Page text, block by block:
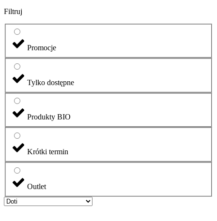
Filtruj
Promocje
Tylko dostępne
Produkty BIO
Krótki termin
Outlet